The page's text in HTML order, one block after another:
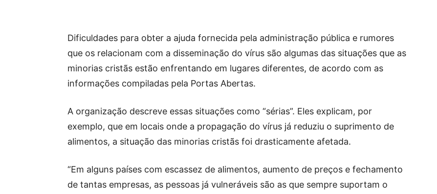
Dificuldades para obter a ajuda fornecida pela administração pública e rumores
que os relacionam com a disseminação do vírus são algumas das situações que as
minorias cristãs estão enfrentando em lugares diferentes, de acordo com as
informações compiladas pela Portas Abertas.
A organização descreve essas situações como “sérias”. Eles explicam, por
exemplo, que em locais onde a propagação do vírus já reduziu o suprimento de
alimentos, a situação das minorias cristãs foi drasticamente afetada.
“Em alguns países com escassez de alimentos, aumento de preços e fechamento
de tantas empresas, as pessoas já vulneráveis são as que sempre suportam o